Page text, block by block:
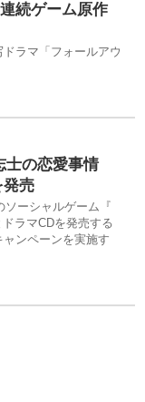
続ゲーム原作
ラマ「フォールアウ
士の恋愛事情
発売
ソーシャルゲーム『
ラマCDを発売する
ンペーンを実施す